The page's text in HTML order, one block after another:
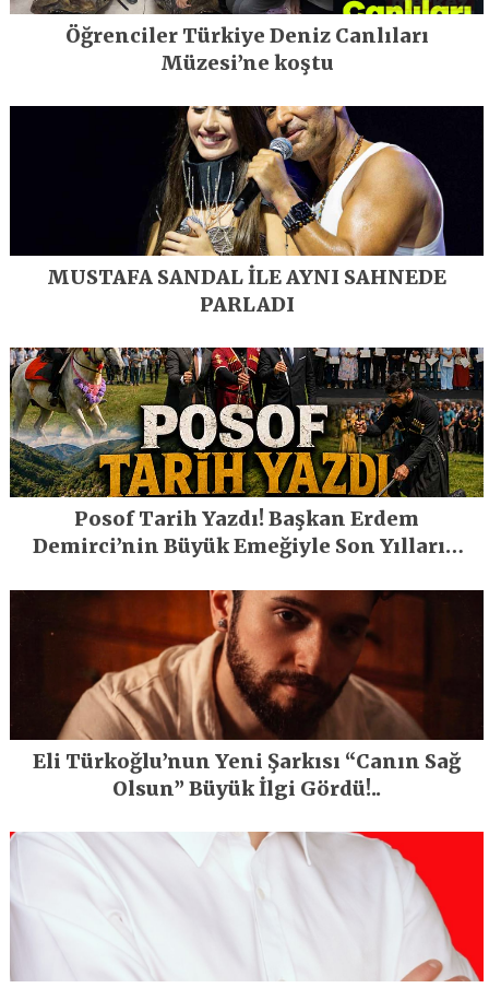
Öğrenciler Türkiye Deniz Canlıları
Müzesi’ne koştu
MUSTAFA SANDAL İLE AYNI SAHNEDE
PARLADI
Posof Tarih Yazdı! Başkan Erdem
Demirci’nin Büyük Emeğiyle Son Yılların
Eli Türkoğlu’nun Yeni Şarkısı “Canın Sağ
Olsun” Büyük İlgi Gördü!..